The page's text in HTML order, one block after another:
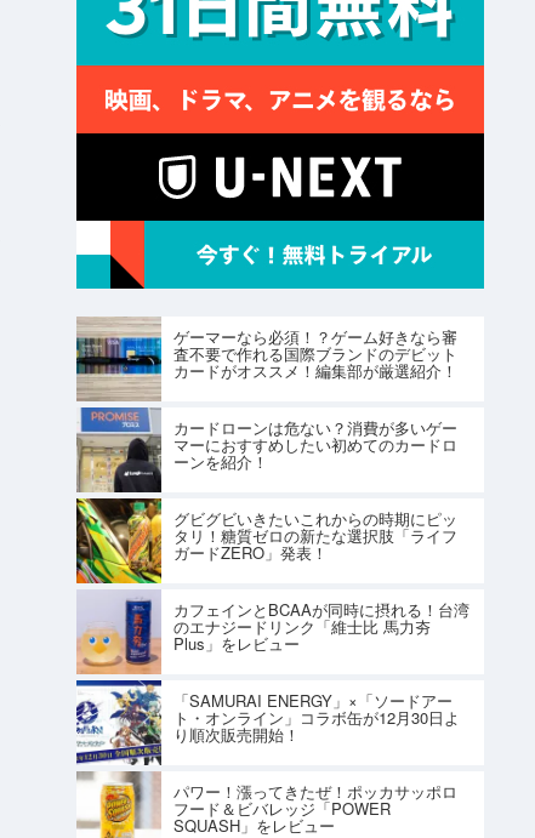
ゲーマーなら必須！？ゲーム好きなら審
査不要で作れる国際ブランドのデビット
カードがオススメ！編集部が厳選紹介！
カードローンは危ない？消費が多いゲー
マーにおすすめしたい初めてのカードロ
ーンを紹介！
グビグビいきたいこれからの時期にピッ
タリ！糖質ゼロの新たな選択肢「ライフ
ガードZERO」発表！
カフェインとBCAAが同時に摂れる！台湾
のエナジードリンク「維士比 馬力夯
Plus」をレビュー
「SAMURAI ENERGY」×「ソードアー
ト・オンライン」コラボ缶が12月30日よ
り順次販売開始！
パワー！漲ってきたぜ！ポッカサッポロ
フード＆ビバレッジ「POWER
SQUASH」をレビュー